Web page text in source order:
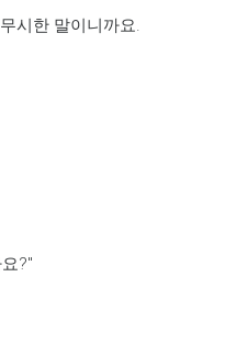
시한 말이니까요.
?"